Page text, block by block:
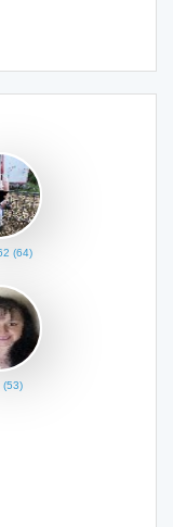
(64)
(53)